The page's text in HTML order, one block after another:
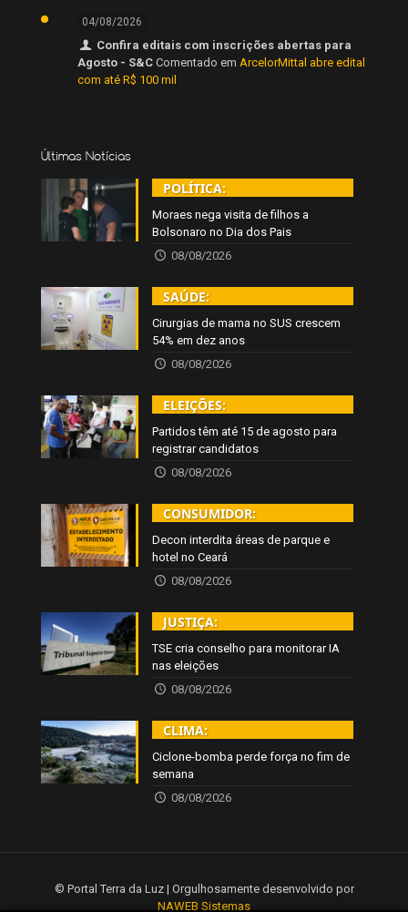
04/08/2026
Confira editais com inscrições abertas para
Agosto - S&C Comentado em ArcelorMittal abre edital
com até R$ 100 mil
Últimas Notícias
POLÍTICA:
Moraes nega visita de filhos a
Bolsonaro no Dia dos Pais
08/08/2026
SAÚDE:
Cirurgias de mama no SUS crescem
54% em dez anos
08/08/2026
ELEIÇÕES:
Partidos têm até 15 de agosto para
registrar candidatos
08/08/2026
CONSUMIDOR:
Decon interdita áreas de parque e
hotel no Ceará
08/08/2026
JUSTIÇA:
TSE cria conselho para monitorar IA
nas eleições
08/08/2026
CLIMA:
Ciclone-bomba perde força no fim de
semana
08/08/2026
© Portal Terra da Luz | Orgulhosamente desenvolvido por
NAWEB Sistemas